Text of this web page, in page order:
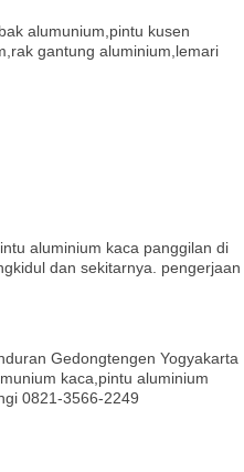
alumunium,pintu kusen
gantung aluminium,lemari
aluminium kaca panggilan di
dan sekitarnya. pengerjaan
Gedongtengen Yogyakarta
kaca,pintu aluminium
0821-3566-2249